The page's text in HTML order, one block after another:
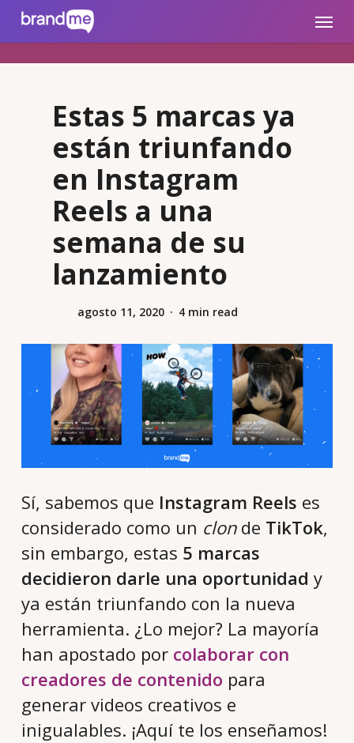
brandme.la Menu
Estas 5 marcas ya
están triunfando
en Instagram
Reels a una
semana de su
lanzamiento
agosto 11, 2020 4 min read
Sí, sabemos que Instagram Reels es
considerado como un clonde TikTok,
sin embargo, estas 5 marcas
decidieron darle una oportunidad y
ya están triunfando con la nueva
herramienta. ¿Lo mejor? La mayoría
han apostado por colaborar con
creadores de contenido para
generar videos creativos e
inigualables. ¡Aquí te los enseñamos!